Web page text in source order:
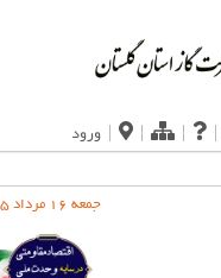
|
|
|
| ورود
جمعه 16 مرداد 1405